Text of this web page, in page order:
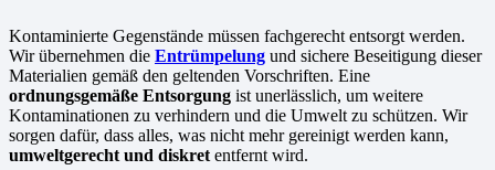
Kontaminierte Gegenstände müssen fachgerecht entsorgt werden.
Wir übernehmen die Entrümpelung und sichere Beseitigung dieser
Materialien gemäß den geltenden Vorschriften. Eine
ordnungsgemäße Entsorgung ist unerlässlich, um weitere
Kontaminationen zu verhindern und die Umwelt zu schützen. Wir
sorgen dafür, dass alles, was nicht mehr gereinigt werden kann,
umweltgerecht und diskret entfernt wird.